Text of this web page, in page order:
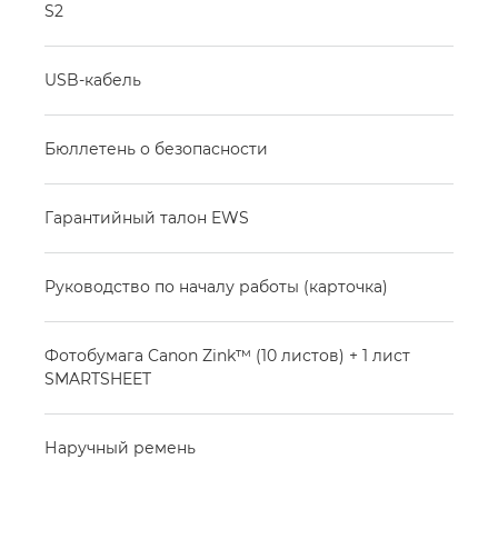
S2
USB-кабель
Бюллетень о безопасности
Гарантийный талон EWS
Руководство по началу работы (карточка)
Фотобумага Canon Zink™ (10 листов) + 1 лист
SMARTSHEET
Наручный ремень